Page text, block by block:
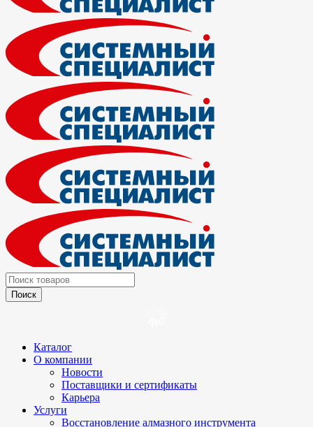
Каталог
О компании
Новости
Поставщики и сертификаты
Карьера
Услуги
Восстановление алмазного инструмента